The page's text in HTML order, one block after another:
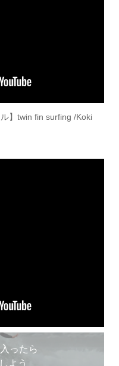
】twin fin surfing /Koki
ったら
よう